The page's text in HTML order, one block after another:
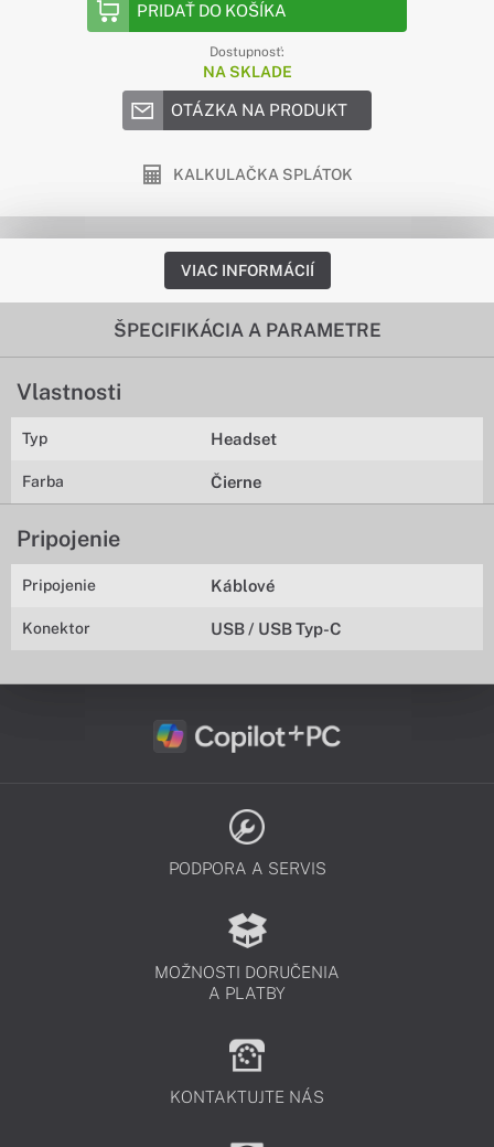
PRIDAŤ DO KOŠÍKA
Dostupnosť:
NA SKLADE
OTÁZKA NA PRODUKT
KALKULAČKA SPLÁTOK
VIAC INFORMÁCIÍ
ŠPECIFIKÁCIA A PARAMETRE
Vlastnosti
Typ Headset
Farba Čierne
Pripojenie
Pripojenie Káblové
Konektor USB / USB Typ-C
PODPORA A SERVIS
MOŽNOSTI DORUČENIA
A PLATBY
KONTAKTUJTE NÁS